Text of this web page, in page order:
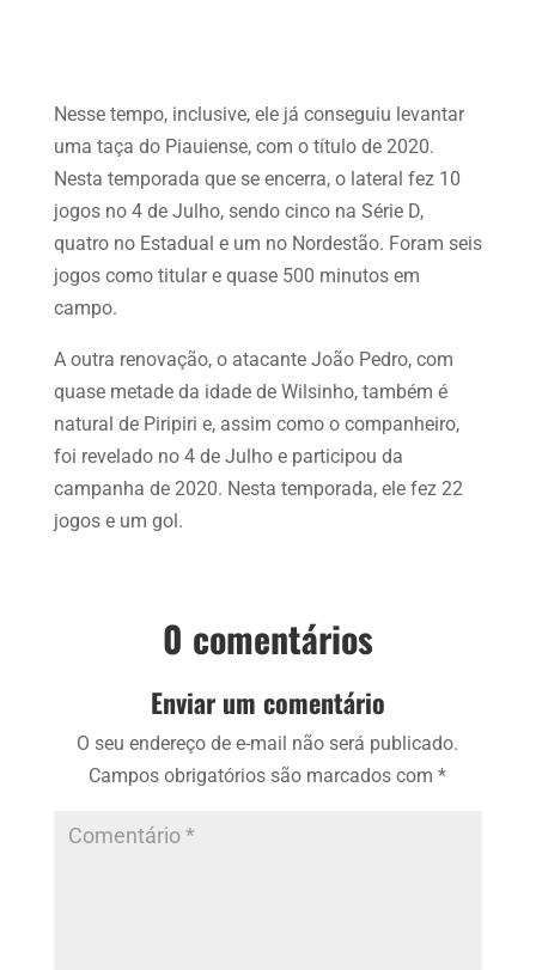
Nesse tempo, inclusive, ele já conseguiu levantar
uma taça do Piauiense, com o título de 2020.
Nesta temporada que se encerra, o lateral fez 10
jogos no 4 de Julho, sendo cinco na Série D,
quatro no Estadual e um no Nordestão. Foram seis
jogos como titular e quase 500 minutos em
campo.
A outra renovação, o atacante João Pedro, com
quase metade da idade de Wilsinho, também é
natural de Piripiri e, assim como o companheiro,
foi revelado no 4 de Julho e participou da
campanha de 2020. Nesta temporada, ele fez 22
jogos e um gol.
0 comentários
Enviar um comentário
O seu endereço de e-mail não será publicado.
Campos obrigatórios são marcados com*